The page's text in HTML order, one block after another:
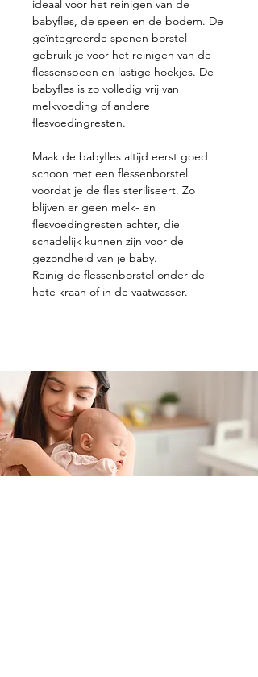
ideaal voor het reinigen van de
babyfles, de speen en de bodem. De
geïntegreerde spenen borstel
gebruik je voor het reinigen van de
flessenspeen en lastige hoekjes. De
babyfles is zo volledig vrij van
melkvoeding of andere
flesvoedingresten.
Maak de babyfles altijd eerst goed
schoon met een flessenborstel
voordat je de fles steriliseert. Zo
blijven er geen melk- en
flesvoedingresten achter, die
schadelijk kunnen zijn voor de
gezondheid van je baby.
Reinig de flessenborstel onder de
hete kraan of in de vaatwasser.